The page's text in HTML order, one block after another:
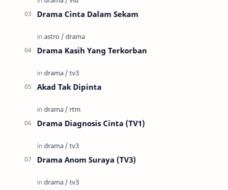
Drama Cinta Dalam Sekam
Drama Kasih Yang Terkorban
Akad Tak Dipinta
Drama Diagnosis Cinta (TV1)
Drama Anom Suraya (TV3)